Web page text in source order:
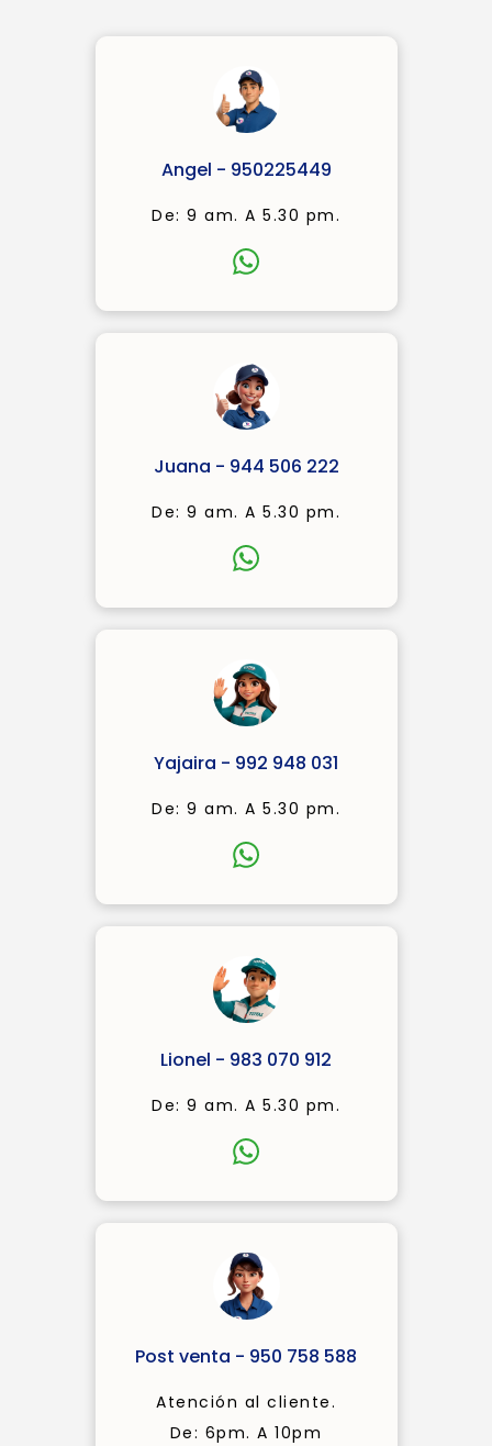
Angel - 950225449
De: 9 am. A 5.30 pm.
Juana - 944 506 222
De: 9 am. A 5.30 pm.
Yajaira - 992 948 031
De: 9 am. A 5.30 pm.
Lionel - 983 070 912
De: 9 am. A 5.30 pm.
Post venta - 950 758 588
Atención al cliente.
De: 6pm. A 10pm